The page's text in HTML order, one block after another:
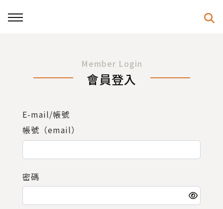
Member Login
會員登入
E-mail/帳號
帳號（email）
密碼